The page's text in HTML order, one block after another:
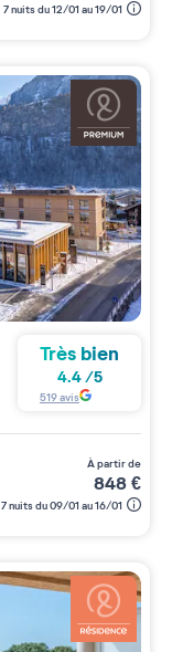
7 nuits du 12/01 au 19/01
Très bien
4.4 /5
519avis
à partir de
848€
7 nuits du 09/01 au 16/01